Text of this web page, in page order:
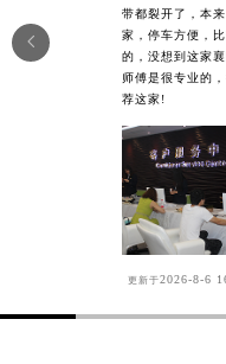
带都裂开了，本
家，停车方便，
的，没想到这家
师傅是很专业的
荐这家!
更新于2026-8-6
